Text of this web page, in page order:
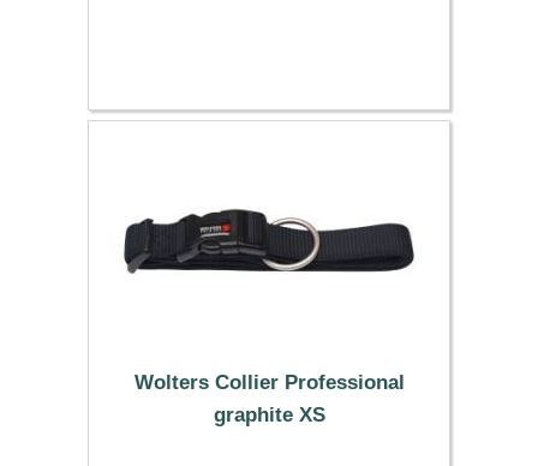
Wolters Collier Professional
graphite XS